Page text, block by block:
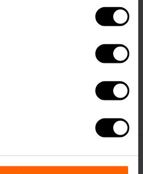
hypermoderne velden, een
dat de meest prestigieuze